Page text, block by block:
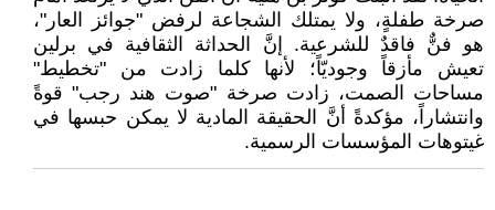
صرخة طفلةٍ، ولا يمتلك الشجاعة لرفض "جوائز العار"،
هو فنٌّ فاقدٌ للشرعية. إنَّ الحداثة الثقافية في برلين
تعيش مأزقاً وجوديّاً؛ لأنها كلما زادت من "تخطيط"
مساحات الصمت، زادت صرخة "صوت هند رجب" قوةً
وانتشاراً، مؤكدةً أنَّ الحقيقة المادية لا يمكن حبسها في
غيتوهات المؤسسات الرسمية.